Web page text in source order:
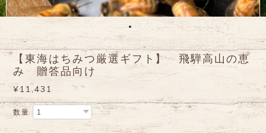
【東海はちみつ厳選ギフト】 飛騨高山の恵
み 贈答品向け
¥11,431
数量